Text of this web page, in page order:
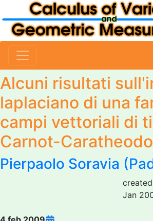
Alcuni risultati
laplaciano di una
campi vettoriali di
Carnot-
Pierpaolo Soravia
Jan